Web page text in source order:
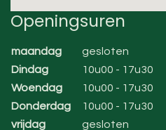
Openingsuren
maandag
gesloten
Dindag
10u00 - 17u30
Woendag
10u00 - 17u30
Donderdag
10u00 - 17u30
vrijdag
gesloten